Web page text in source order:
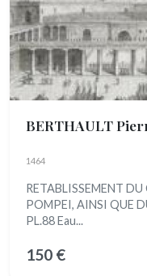
BERTHAULT
1464
RETABLISSEMENT
POMPEI, AINSI QUE
PL.88 Eau...
150 €